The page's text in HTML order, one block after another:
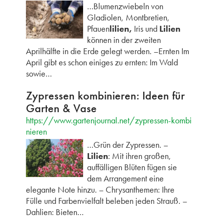
…Blumenzwiebeln von
Gladiolen, Montbretien,
Pfauenlilien, Iris und Lilien
können in der zweiten
Aprilhälfte in die Erde gelegt werden. –Ernten Im
April gibt es schon einiges zu ernten: Im Wald
sowie…
Zypressen kombinieren: Ideen für
Garten & Vase
https://www.gartenjournal.net/zypressen-kombi
nieren
…Grün der Zypressen. –
Lilien: Mit ihren großen,
auffälligen Blüten fügen sie
dem Arrangement eine
elegante Note hinzu. – Chrysanthemen: Ihre
Fülle und Farbenvielfalt beleben jeden Strauß. –
Dahlien: Bieten…